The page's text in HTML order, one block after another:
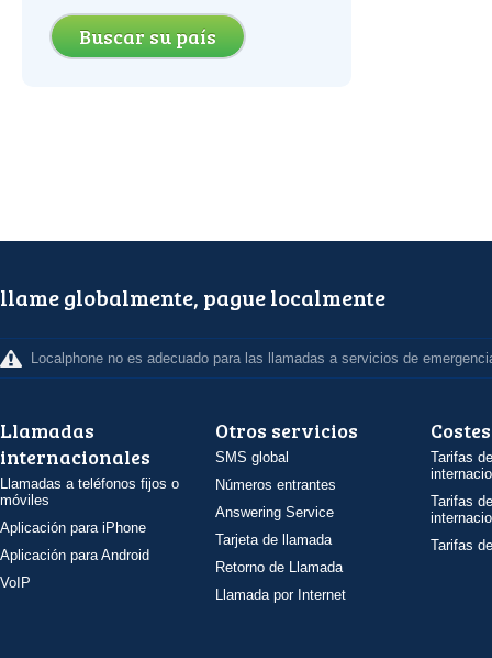
Buscar su país
llame globalmente, pague localmente
Localphone no es adecuado para las llamadas a servicios de
Llamadas
internacionales
Llamadas a teléfonos fijos o
móviles
Aplicación para iPhone
Aplicación para Android
VoIP
Otros servicios
SMS global
Números entrantes
Answering Service
Tarjeta de llamada
Retorno de Llamada
Llamada por Internet
Costes
Tarifas
Tarifas
Tarifas